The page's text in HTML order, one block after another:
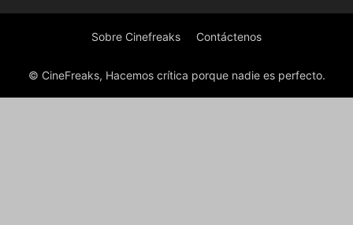
Sobre Cinefreaks Contáctenos
© CineFreaks, Hacemos crítica porque nadie es perfecto.